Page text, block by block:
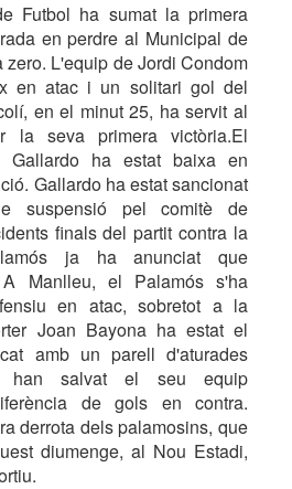
Futbol ha sumat la primera
en perdre al Municipal de
zero. L'equip de Jordi Condom
en atac i un solitari gol del
en el minut 25, ha servit al
la seva primera victòria.El
Gallardo ha estat baixa en
Gallardo ha estat sancionat
suspensió pel comitè de
finals del partit contra la
ja ha anunciat que
A Manlleu, el Palamós s'ha
en atac, sobretot a la
Joan Bayona ha estat el
amb un parell d'aturades
han salvat el seu equip
de gols en contra.
derrota dels palamosins, que
diumenge, al Nou Estadi,